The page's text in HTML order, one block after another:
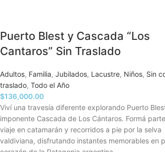
Puerto Blest y Cascada “Los
Cantaros” Sin Traslado
Adultos, Familia, Jubilados, Lacustre, Niños, Sin
traslado, Todo el Año
$136,000.00
Viví una travesía diferente explorando Puerto
imponente Cascada de Los Cántaros. Formá
viaje en catamarán y recorridos a pie por la selva
valdiviana, disfrutando instantes memorables en